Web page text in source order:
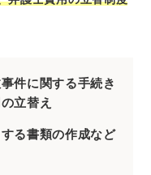
件に関する手続き
立替え
る書類の作成など